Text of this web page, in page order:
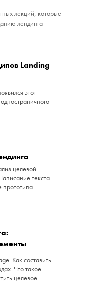
лекций, которые
лендинга
Landing
этот
целевой
текста
прототипа.
Как составить
Что такое
целевое